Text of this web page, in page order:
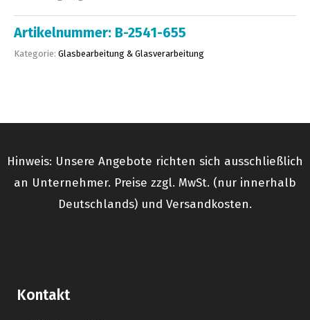
Artikelnummer: B-2541-655
Kategorie: Glasbearbeitung & Glasverarbeitung
Hinweis: Unsere Angebote richten sich ausschließlich
an Unternehmer. Preise zzgl. MwSt. (nur innerhalb
Deutschlands) und Versandkosten.
Kontakt